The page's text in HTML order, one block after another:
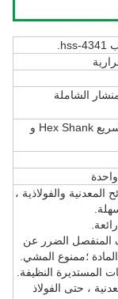
الشاملة
التغيير السريع Hex Shank و
والفولاذية ،
المنفصل الضرر عن
؛ممنوع المشي.
المستديرة النظيفة.
، حتى الفولاذ